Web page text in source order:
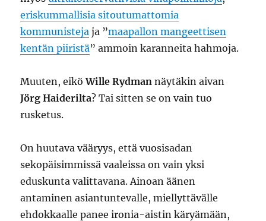
eriskummallisia sitoutumattomia
kommunisteja ja ”maapallon mangeettisen
kentän piiristä” ammoin karanneita hahmoja.
Muuten, eiköWille Rydman näytäkin aivan
Jörg Haiderilta? Tai sitten se on vain tuo
rusketus.
On huutava vääryys, että vuosisadan
sekopäisimmissä vaaleissa on vain yksi
eduskunta valittavana. Ainoan äänen
antaminen asiantuntevalle, miellyttävälle
ehdokkaalle panee ironia-aistin käryämään,